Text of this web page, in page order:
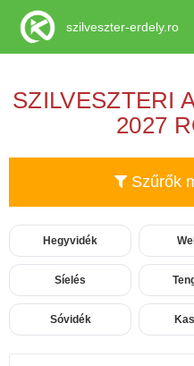
SZILVESZTERI
2027
Szűrők
Hegyvidék
Síelés
Sóvidék
szilveszter-erdely.ro